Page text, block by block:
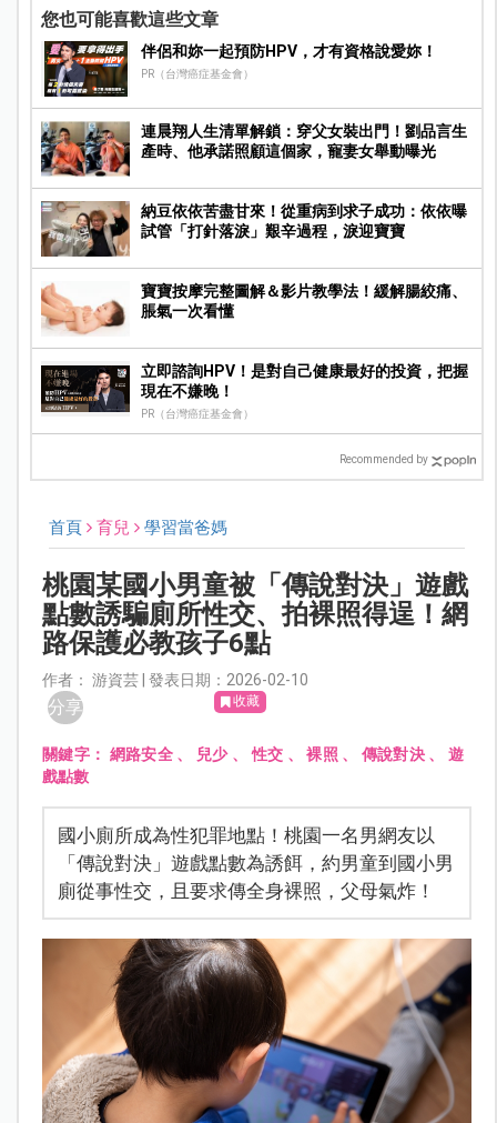
您也可能喜歡這些文章
伴侶和妳一起預防HPV，才有資格說愛妳！
PR（台灣癌症基金會）
連晨翔人生清單解鎖：穿父女裝出門！劉品言生
產時、他承諾照顧這個家，寵妻女舉動曝光
納豆依依苦盡甘來！從重病到求子成功：依依曝
試管「打針落淚」艱辛過程，淚迎寶寶
寶寶按摩完整圖解＆影片教學法！緩解腸絞痛、
脹氣一次看懂
立即諮詢HPV！是對自己健康最好的投資，把握
現在不嫌晚！
PR（台灣癌症基金會）
Recommended by
首頁 育兒 學習當爸媽
桃園某國小男童被「傳說對決」遊戲
點數誘騙廁所性交、拍裸照得逞！網
路保護必教孩子6點
作者： 游資芸 | 發表日期：2026-02-10
分享 收藏
關鍵字： 網路安全、 兒少、性交 、裸照 、 傳說對決 、遊
戲點數
國小廁所成為性犯罪地點！桃園一名男網友以
「傳說對決」遊戲點數為誘餌，約男童到國小男
廁從事性交，且要求傳全身裸照，父母氣炸！